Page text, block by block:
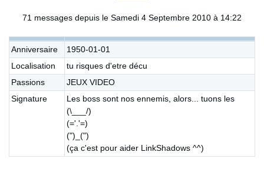
71 messages depuis le Samedi 4 Septembre 2010 à 14:22
Anniversaire
1950-01-01
Localisation
tu risques d'etre décu
Passions
JEUX VIDEO
Signature
Les boss sont nos ennemis, alors... tuons les
(\___/)
(='.'=)
(")_(")
(ça c'est pour aider LinkShadows ^^)